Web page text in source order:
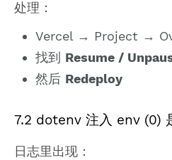
处理：
Vercel → Project →
找到 Resume /
然后 Redeploy
7.2 dotenv 注入 env (0)
日志里出现：